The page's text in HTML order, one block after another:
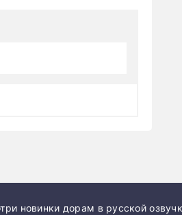
новинки дорам в русской